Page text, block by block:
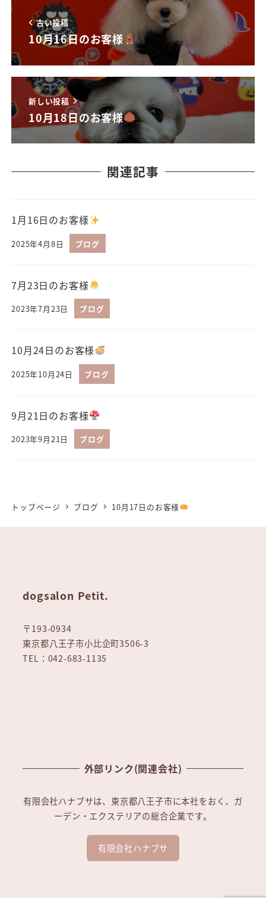
古い投稿
10月16日のお客様
新しい投稿
10月18日のお客様
関連記事
1月16日のお客様
2025年4月8日 ブログ
7月23日のお客様
2023年7月23日 ブログ
10月24日のお客様
2025年10月24日 ブログ
9月21日のお客様
2023年9月21日 ブログ
トップページ ブログ 10月17日のお客様
dogsalon Petit.
〒193-0934
東京都八王子市小比企町3506-3
TEL：042-683-1135
外部リンク(関連会社)
有限会社ハナブサは、東京都八王子市に本社をおく、ガ
ーデン・エクステリアの総合企業です。
有限会社ハナブサ